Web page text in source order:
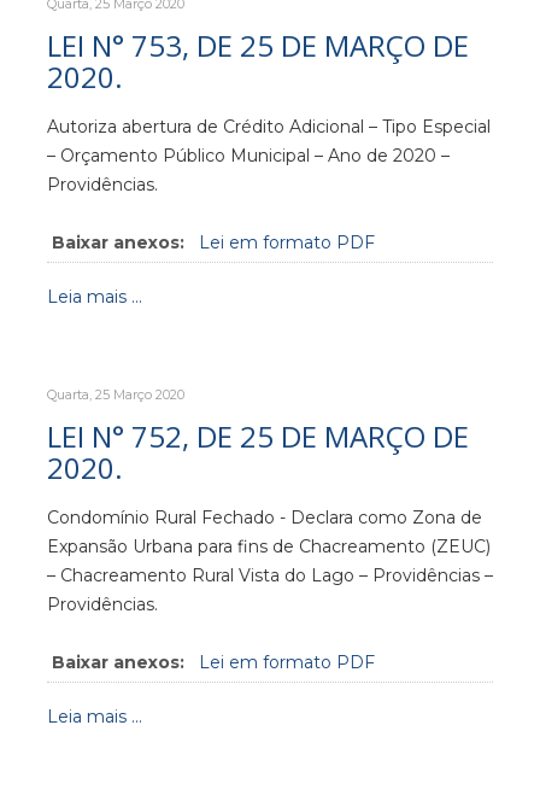
LEI N° 753, DE 25 DE MARÇO DE
2020.
Autoriza abertura de Crédito Adicional – Tipo Especial
– Orçamento Público Municipal – Ano de 2020 –
Providências.
Baixar anexos: Lei em formato PDF
Leia mais ...
Quarta, 25 Março 2020
LEI N° 752, DE 25 DE MARÇO DE
2020.
Condomínio Rural Fechado - Declara como Zona de
Expansão Urbana para fins de Chacreamento (ZEUC)
– Chacreamento Rural Vista do Lago – Providências –
Providências.
Baixar anexos: Lei em formato PDF
Leia mais ...